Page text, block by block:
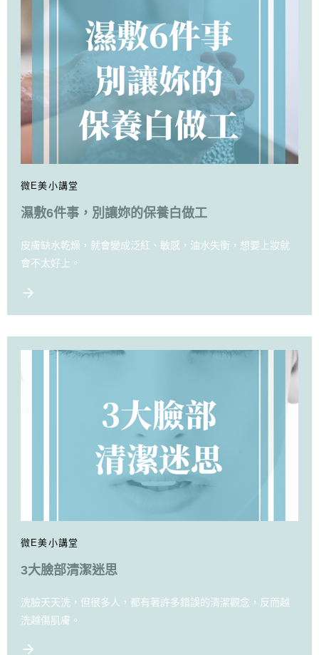
微E美小講堂
濕敷6件事，別讓妳的保養白做工
皮膚缺水乾燥，就會變成泛紅、敏感，油水失衡，想要上妝就
會不太好上。
微E美小講堂
3大臉部清潔迷思
洗臉天天洗，但很多人，都有著許多錯誤的清潔觀念，反而越
洗越傷肌膚。